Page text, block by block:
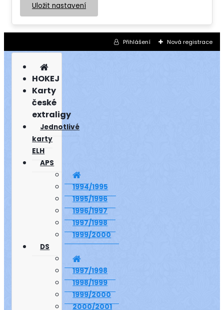
Uložit nastavení
Přihlášení Nová registrace
HOKEJ
Karty
české
extraligy
Jednotlivé
karty
ELH
APS
1994/1995
1995/1996
1996/1997
1997/1998
1999/2000
DS
1997/1998
1998/1999
1999/2000
2000/2001